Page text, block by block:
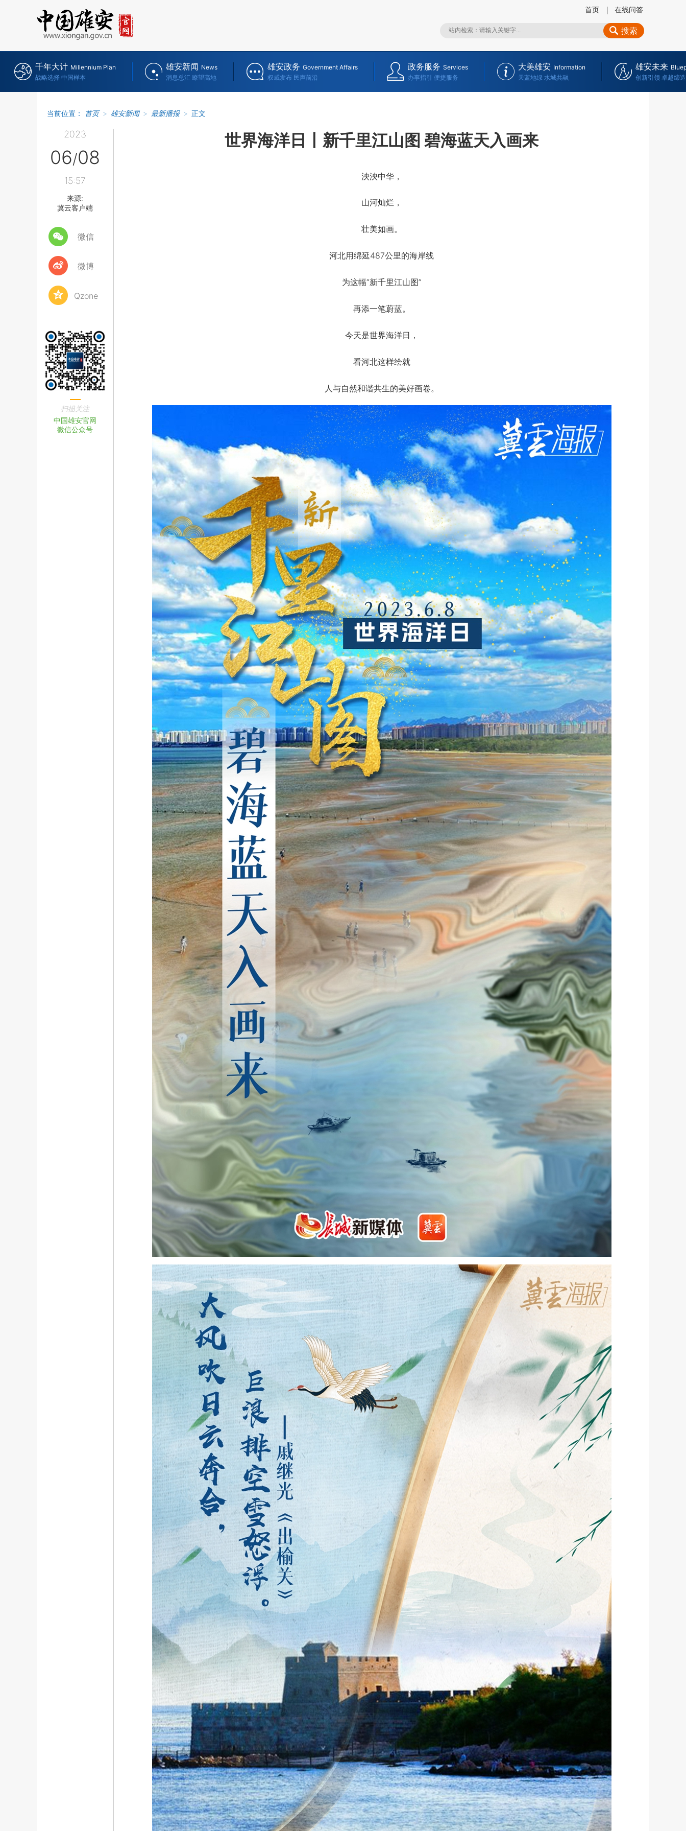
首页 在线问答
搜索
千年大计 Millennium Plan
战略选择 中国样本
雄安新闻 News
消息总汇 瞭望高地
雄安政务 Government Affairs
权威发布 民声前沿
政务服务 Services
办事指引 便捷服务
大美雄安 Information
天蓝地绿 水城共融
雄安未来
创新引领 卓越缔造
当前位置： 首页 > 雄安新闻 > 最新播报 > 正文
2023
06/08
15:57
来源:
冀云客户端
微信
微博
Qzone
扫描关注
中国雄安官网
微信公众号
世界海洋日丨新千里江山图 碧海蓝天入画来
泱泱中华，
山河灿烂，
壮美如画。
河北用绵延487公里的海岸线
为这幅“新千里江山图”
再添一笔蔚蓝。
今天是世界海洋日，
看河北这样绘就
人与自然和谐共生的美好画卷。